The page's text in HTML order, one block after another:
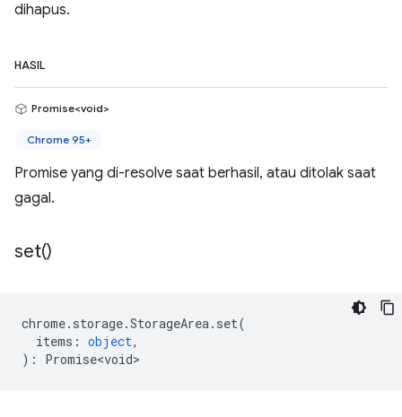
dihapus.
HASIL
Promise<void>
Chrome 95+
Promise yang di-resolve saat berhasil, atau ditolak saat
gagal.
set()
chrome. storage.StorageArea. set(
items : object,
) : Promise<void>